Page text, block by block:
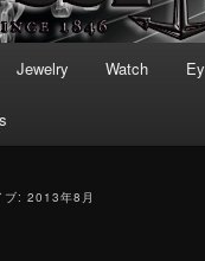
Jewelry Watch
ブ: 2013年8月